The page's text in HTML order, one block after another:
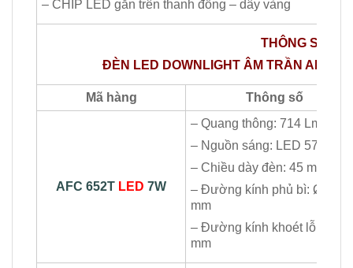
– CHIP LED gắn trên thanh đồng – dây vàng
THÔNG SỐ
ĐÈN LED DOWNLIGHT ÂM TRẦN
Mã hàng Thông số
AFC 652T LED 7W
– Quang thông: 714 Lm
– Nguồn sáng: LED 5730
– Chiều dày đèn: 45 mm
– Đường kính phủ bì: Ø100
mm
– Đường kính khoét lỗ: Ø80
mm